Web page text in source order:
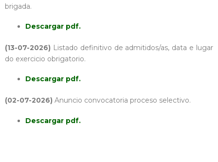
brigada.
Descargar pdf.
(13-07-2026) Listado definitivo de admitidos/as, data e lugar
do exercicio obrigatorio.
Descargar pdf.
(02-07-2026) Anuncio convocatoria proceso selectivo.
Descargar pdf.